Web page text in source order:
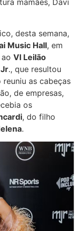
mamães, Davi
desta semana,
Music Hall, em
VI Leilão
., que resultou
reuniu as cabeças
de empresas,
os
, do filho
.